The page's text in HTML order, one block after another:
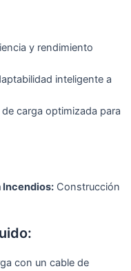
y rendimiento
inteligente a
carga optimizada para
Incendios: Construcción
con un cable de